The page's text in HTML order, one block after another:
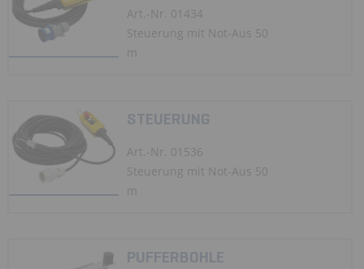
Art.-Nr. 01434
Steuerung mit Not-Aus 50
m
STEUERUNG
Art.-Nr. 01536
Steuerung mit Not-Aus 50
m
PUFFERBOHLE